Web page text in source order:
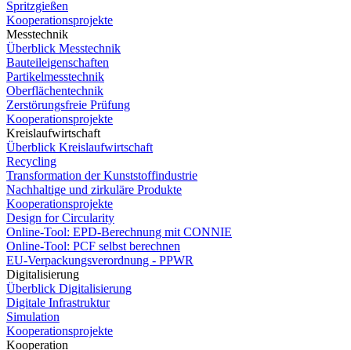
Spritzgießen
Kooperationsprojekte
Messtechnik
Überblick Messtechnik
Bauteileigenschaften
Partikelmesstechnik
Oberflächentechnik
Zerstörungsfreie Prüfung
Kooperationsprojekte
Kreislaufwirtschaft
Überblick Kreislaufwirtschaft
Recycling
Transformation der Kunststoffindustrie
Nachhaltige und zirkuläre Produkte
Kooperationsprojekte
Design for Circularity
Online-Tool: EPD-Berechnung mit CONNIE
Online-Tool: PCF selbst berechnen
EU-Verpackungsverordnung - PPWR
Digitalisierung
Überblick Digitalisierung
Digitale Infrastruktur
Simulation
Kooperationsprojekte
Kooperation